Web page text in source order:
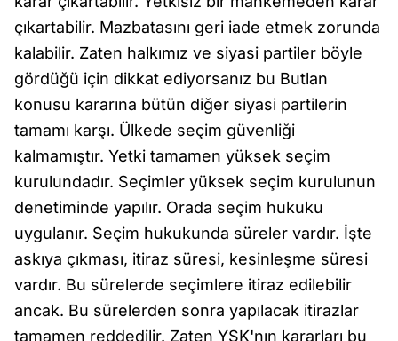
çıkartabilir. Mazbatasını geri iade etmek zorunda
kalabilir. Zaten halkımız ve siyasi partiler böyle
gördüğü için dikkat ediyorsanız bu Butlan
konusu kararına bütün diğer siyasi partilerin
tamamı karşı. Ülkede seçim güvenliği
kalmamıştır. Yetki tamamen yüksek seçim
kurulundadır. Seçimler yüksek seçim kurulunun
denetiminde yapılır. Orada seçim hukuku
uygulanır. Seçim hukukunda süreler vardır. İşte
askıya çıkması, itiraz süresi, kesinleşme süresi
vardır. Bu sürelerde seçimlere itiraz edilebilir
ancak. Bu sürelerden sonra yapılacak itirazlar
tamamen reddedilir. Zaten YSK'nın kararları bu